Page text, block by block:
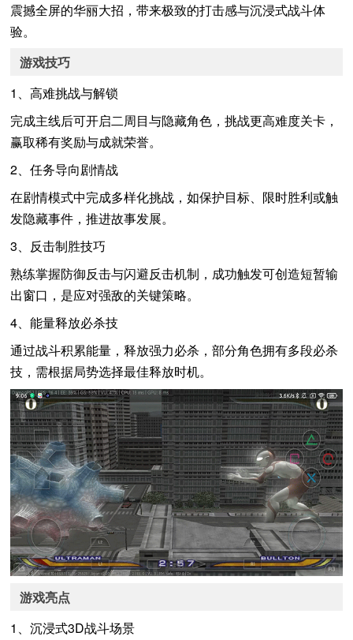
震撼全屏的华丽大招，带来极致的打击感与沉浸式战斗体
验。
游戏技巧
1、高难挑战与解锁
完成主线后可开启二周目与隐藏角色，挑战更高难度关卡，
赢取稀有奖励与成就荣誉。
2、任务导向剧情战
在剧情模式中完成多样化挑战，如保护目标、限时胜利或触
发隐藏事件，推进故事发展。
3、反击制胜技巧
熟练掌握防御反击与闪避反击机制，成功触发可创造短暂输
出窗口，是应对强敌的关键策略。
4、能量释放必杀技
通过战斗积累能量，释放强力必杀，部分角色拥有多段必杀
技，需根据局势选择最佳释放时机。
游戏亮点
1、沉浸式3D战斗场景